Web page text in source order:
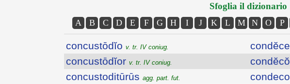
Sfoglia il dizionario
A B C D E F G H I J K L M N O P
concustōdĭo v. tr. IV coniug.
concustōdĭor v. tr. IV coniug.
concustoditūrūs agg. part. fut.